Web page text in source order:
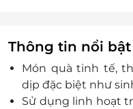
Thông tin nổi bật
Món quà tinh tế,
dịp đặc biệt như
Sử dụng linh hoạt